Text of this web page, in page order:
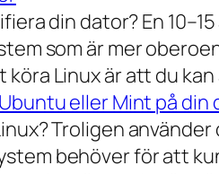
din dator? En
som är mer
Linux är att du
eller Mint på din
Troligen
behöver för att